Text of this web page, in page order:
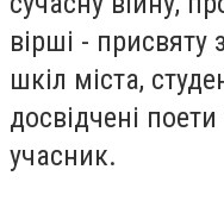
вірші - присвяту
шкіл міста,
досвідчені
учасник.